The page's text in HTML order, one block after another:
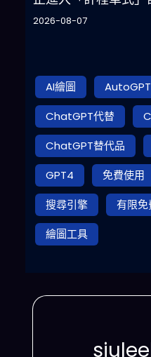
2026-08-07
AI繪圖 AutoGPT
ChatGPT代替
ChatGPT替代品
GPT4
免費使用
搜尋引擎
有限免
繪圖工具